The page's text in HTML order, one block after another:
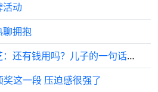
活动
聊拥抱
谢霆锋打电话问张柏芝：还有钱用吗？儿子的一句话，暴露生活现状
这一段 压迫感很强了